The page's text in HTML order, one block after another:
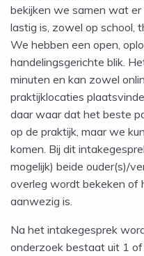
bekijken we samen wat
lastig is, zowel op school,
We hebben een open,
handelingsgerichte blik.
minuten en kan zowel
praktijklocaties
daar waar dat het beste
op de praktijk, maar we
komen. Bij dit
mogelijk) beide ouder(s)/
overleg wordt bekeken of
aanwezig is.
Na het intakegesprek
onderzoek bestaat uit 1